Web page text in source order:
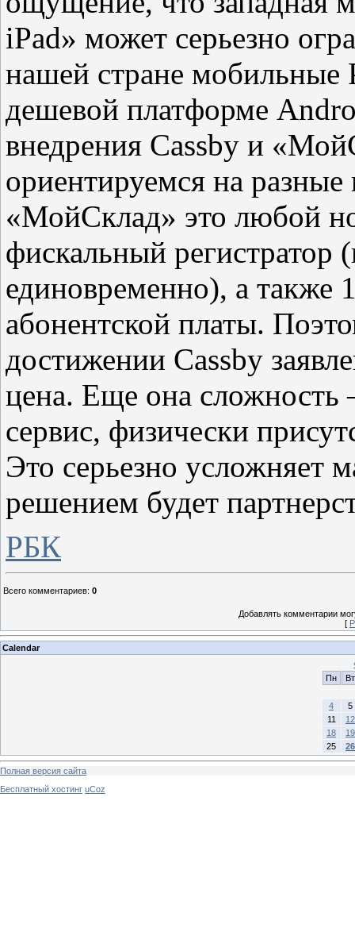
iPad» может серьезно
нашей стране мобильные
дешевой платформе
внедрения Cassby и
ориентируемся на
«МойСклад» это любой
фискальный регистратор
единовременно), а также
абонентской платы.
достижении Cassby
цена. Еще она
сервис, физически
Это серьезно усложняет
решением будет
РБК
Всего комментариев: 0
Добавлять комментарии
[
Calendar
Пн
Вт
4
5
11
12
18
19
25
26
Полная версия сайта
Бесплатный хостинг uCoz